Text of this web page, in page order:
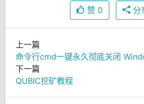
赞 0 分
上一篇
下一篇
QUBIC挖矿教程